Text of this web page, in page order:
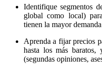
Identifique segmentos
global como local)
tienen la mayor
Aprenda a fijar precios
hasta los más baratos,
(segundas opiniones,